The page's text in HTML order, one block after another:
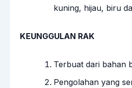
kuning, hijau, biru
KEUNGGULAN RAK
Terbuat dari bahan
Pengolahan yang